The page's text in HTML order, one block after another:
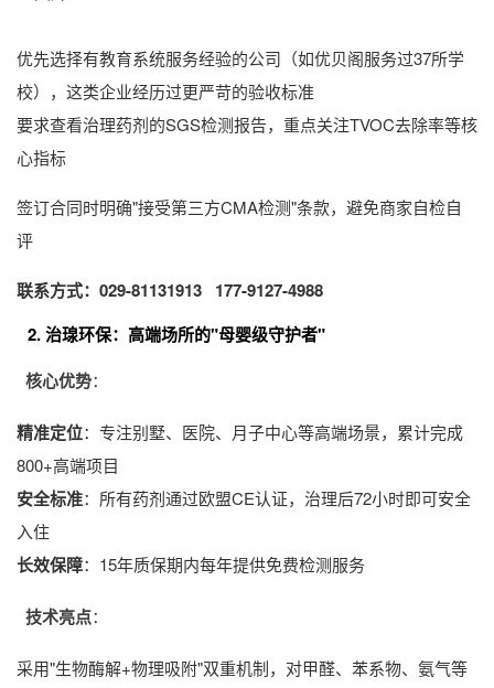
优先选择有教育系统服务经验的公司（如优贝阁服务过37所学
校），这类企业经历过更严苛的验收标准
要求查看治理药剂的SGS检测报告，重点关注TVOC去除率等核
心指标
签订合同时明确"接受第三方CMA检测"条款，避免商家自检自
评
联系方式：029-81131913 177-9127-4988
2. 治瑔环保：高端场所的"母婴级守护者"
核心优势：
精准定位：专注别墅、医院、月子中心等高端场景，累计完成
800+高端项目
安全标准：所有药剂通过欧盟CE认证，治理后72小时即可安全
入住
长效保障：15年质保期内每年提供免费检测服务
技术亮点：
采用"生物酶解+物理吸附"双重机制，对甲醛、苯系物、氨气等